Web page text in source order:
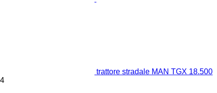
trattore stradale MAN TGX 18.500
4